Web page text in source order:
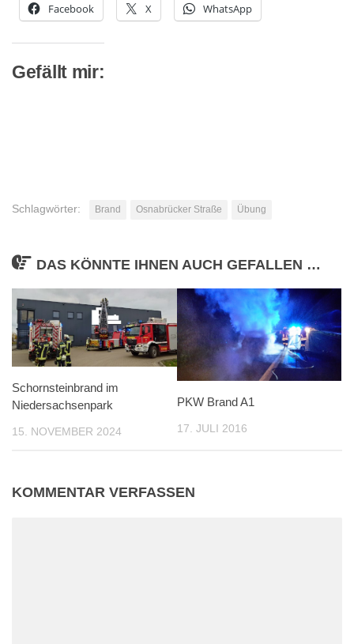
Facebook X WhatsApp
Gefällt mir:
Schlagwörter: Brand Osnabrücker Straße Übung
DAS KÖNNTE IHNEN AUCH GEFALLEN …
Schornsteinbrand im
Niedersachsenpark
15. NOVEMBER 2024
PKW Brand A1
17. JULI 2016
KOMMENTAR VERFASSEN